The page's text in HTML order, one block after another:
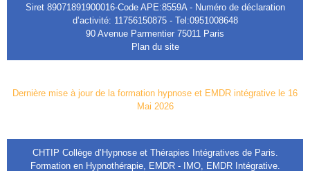
Siret 89071891900016-Code APE:8559A - Numéro de déclaration
d’activité: 11756150875 - Tel:0951008648
90 Avenue Parmentier 75011 Paris
Plan du site
Dernière mise à jour de la formation hypnose et EMDR intégrative le 16
Mai 2026
CHTIP Collège d’Hypnose et Thérapies Intégratives de Paris.
Formation en Hypnothérapie, EMDR - IMO, EMDR Intégrative.